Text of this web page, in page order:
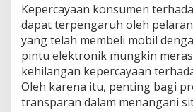
Kepercayaan konsumen
dapat terpengaruh oleh
yang telah membeli mobil
pintu elektronik mungkin
kehilangan kepercayaan
Oleh karena itu, penting bagi
transparan dalam menangani